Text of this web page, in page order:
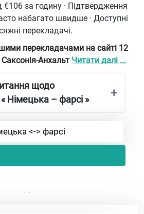
€106 за годину · Підтвердження
набагато швидше · Доступні
перекладачі.
перекладачами на сайті 12
Анхальт Читати далі ...
щодо
Німецька – фарсі »
<-> фарсі